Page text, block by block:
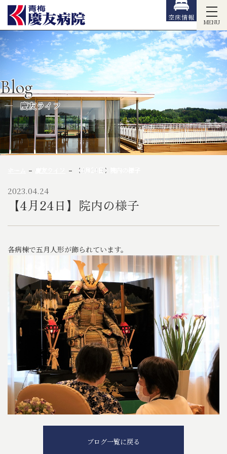
MENU
空床情報
Blog
慶友ライフ
【4月24日】院内の様子
2023.04.24
【4月24日】院内の様子
各病棟で五月人形が飾られています。
ブログ一覧に戻る